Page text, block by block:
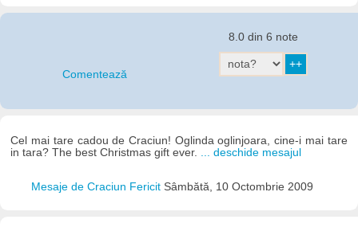
Comentează
8.0 din 6 note
Cel mai tare cadou de Craciun! Oglinda oglinjoara, cine-i mai tare
in tara? The best Christmas gift ever. ... deschide mesajul
Mesaje de Craciun Fericit Sâmbătă, 10 Octombrie 2009